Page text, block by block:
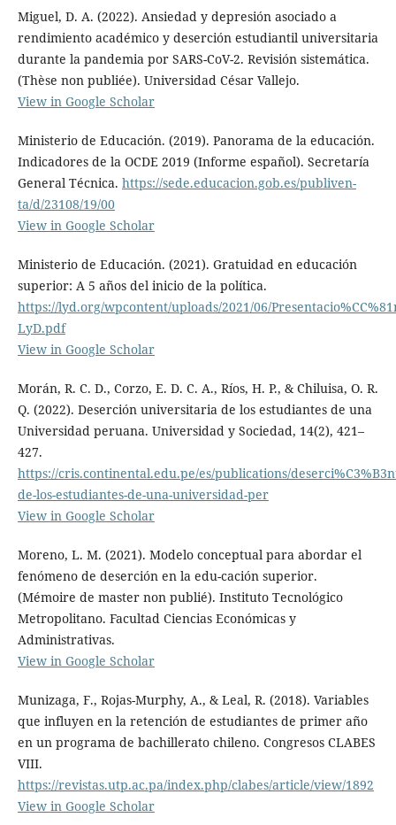
Miguel, D. A. (2022). Ansiedad y depresión asociado a
rendimiento académico y deserción estudiantil universitaria
durante la pandemia por SARS-CoV-2. Revisión sistemática.
(Thèse non publiée). Universidad César Vallejo.
View in Google Scholar
Ministerio de Educación. (2019). Panorama de la educación.
Indicadores de la OCDE 2019 (Informe español). Secretaría
General Técnica. https://sede.educacion.gob.es/publiven-
ta/d/23108/19/00
View in Google Scholar
Ministerio de Educación. (2021). Gratuidad en educación
superior: A 5 años del inicio de la política.
https://lyd.org/wpcontent/uploads/2021/06/
LyD.pdf
View in Google Scholar
Morán, R. C. D., Corzo, E. D. C. A., Ríos, H. P., & Chiluisa, O. R.
Q. (2022). Deserción universitaria de los estudiantes de una
Universidad peruana. Universidad y Sociedad, 14(2), 421–
427.
https://cris.continental.edu.pe/es/publications/
de-los-estudiantes-de-una-universidad-per
View in Google Scholar
Moreno, L. M. (2021). Modelo conceptual para abordar el
fenómeno de deserción en la edu-cación superior.
(Mémoire de master non publié). Instituto Tecnológico
Metropolitano. Facultad Ciencias Económicas y
Administrativas.
View in Google Scholar
Munizaga, F., Rojas-Murphy, A., & Leal, R. (2018). Variables
que influyen en la retención de estudiantes de primer año
en un programa de bachillerato chileno. Congresos CLABES
VIII.
https://revistas.utp.ac.pa/index.php/clabes/article/view/1892
View in Google Scholar